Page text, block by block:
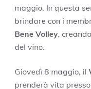
maggio. In questa
brindare con i
Bene Volley,
del vino.
Giovedì 8 maggio, il
prenderà vita presso